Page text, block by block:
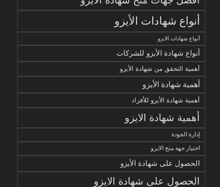
أنواع شهادات الأيزو
أنواع شهادات الايزو
أنواع شهادة الأيزو للشركات
أهمية التحقق من شهادة الأيزو
أهمية شهادة الأيزو
أهمية شهادة الأيزو للأفراد
أهمية شهادة الايزو
إدارة الجودة
اختيار جهة منح الايزو
الحصول على شهادة الأيزو
الحصول على شهادة الايزو